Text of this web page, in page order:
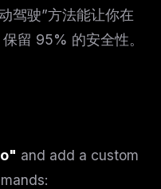
驾驶”方法能让你在
留 95% 的安全性。
and add a custom